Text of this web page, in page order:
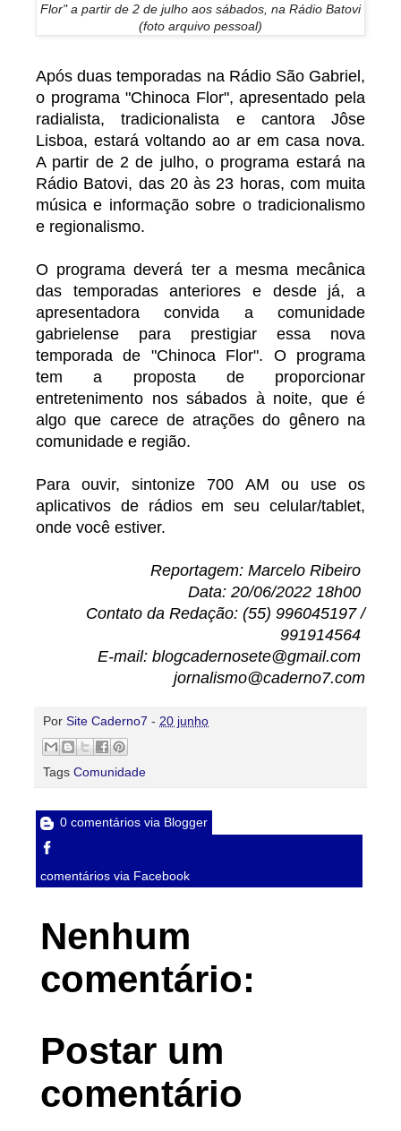
Flor" a partir de 2 de julho aos sábados, na Rádio Batovi
(foto arquivo pessoal)
Após duas temporadas na Rádio São Gabriel,
o programa "Chinoca Flor", apresentado pela
radialista, tradicionalista e cantora Jôse
Lisboa, estará voltando ao ar em casa nova.
A partir de 2 de julho, o programa estará na
Rádio Batovi, das 20 às 23 horas, com muita
música e informação sobre o tradicionalismo
e regionalismo.
O programa deverá ter a mesma mecânica
das temporadas anteriores e desde já, a
apresentadora convida a comunidade
gabrielense para prestigiar essa nova
temporada de "Chinoca Flor". O programa
tem a proposta de proporcionar
entretenimento nos sábados à noite, que é
algo que carece de atrações do gênero na
comunidade e região.
Para ouvir, sintonize 700 AM ou use os
aplicativos de rádios em seu celular/tablet,
onde você estiver.
Reportagem: Marcelo Ribeiro
Data: 20/06/2022 18h00
Contato da Redação: (55) 996045197 /
991914564
E-mail: blogcadernosete@gmail.com
jornalismo@caderno7.com
Por Site Caderno7 - 20 junho
Tags Comunidade
0 comentários via Blogger
comentários via Facebook
Nenhum
comentário:
Postar um
comentário